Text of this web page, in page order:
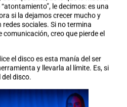
le decimos: es una
si la dejamos crecer mucho y
sociales. Si no termina
creo que pierde el
el disco es esta manía del ser
y llevarla al límite. Es, si
del disco.